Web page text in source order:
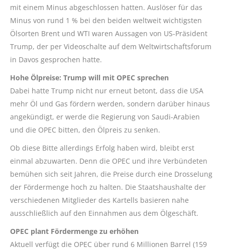
mit einem Minus abgeschlossen hatten. Auslöser für das
Minus von rund 1 % bei den beiden weltweit wichtigsten
Ölsorten Brent und WTI waren Aussagen von US-Präsident
Trump, der per Videoschalte auf dem Weltwirtschaftsforum
in Davos gesprochen hatte.
Hohe Ölpreise: Trump will mit OPEC sprechen
Dabei hatte Trump nicht nur erneut betont, dass die USA
mehr Öl und Gas fördern werden, sondern darüber hinaus
angekündigt, er werde die Regierung von Saudi-Arabien
und die OPEC bitten, den Ölpreis zu senken.
Ob diese Bitte allerdings Erfolg haben wird, bleibt erst
einmal abzuwarten. Denn die OPEC und ihre Verbündeten
bemühen sich seit Jahren, die Preise durch eine Drosselung
der Fördermenge hoch zu halten. Die Staatshaushalte der
verschiedenen Mitglieder des Kartells basieren nahe
ausschließlich auf den Einnahmen aus dem Ölgeschäft.
OPEC plant Fördermenge zu erhöhen
Aktuell verfügt die OPEC über rund 6 Millionen Barrel (159